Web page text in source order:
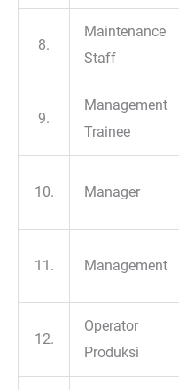
8.
Maintenance
Staff
9.
Management
Trainee
10. Manager
11. Management
12.
Operator
Produksi